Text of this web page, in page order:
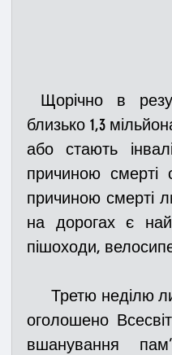
близько 1,3
або стають
причиною смерті
причиною смерті
на дорогах є
пішоходи,
      Третю неділю листопада за резолюцією Генеральної асамблеї ООН
оголошено
вшанування